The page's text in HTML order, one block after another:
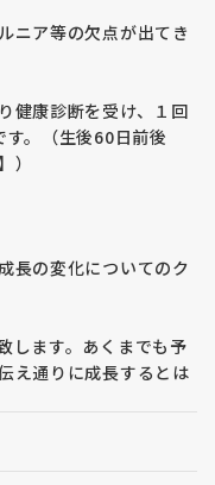
ニア等の欠点が出てき
健康診断を受け、１回
。（生後60日前後
）
長の変化についてのク
します。あくまでも予
え通りに成長するとは